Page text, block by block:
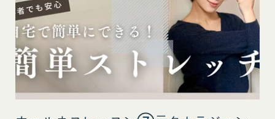
プライバシーポリシー
利用規約
Amazonギフト券